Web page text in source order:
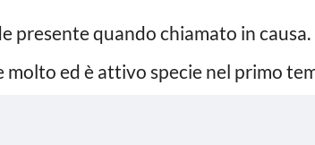
presente quando chiamato in causa.
molto ed è attivo specie nel primo